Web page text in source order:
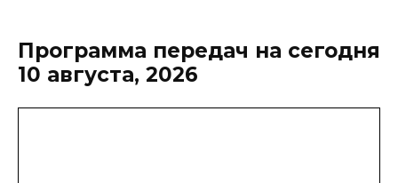
Программа передач на сегодня
10 августа, 2026